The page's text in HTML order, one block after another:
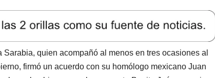
quien acompañó al menos en tres ocasiones al
firmó un acuerdo con su homólogo mexicano Juan